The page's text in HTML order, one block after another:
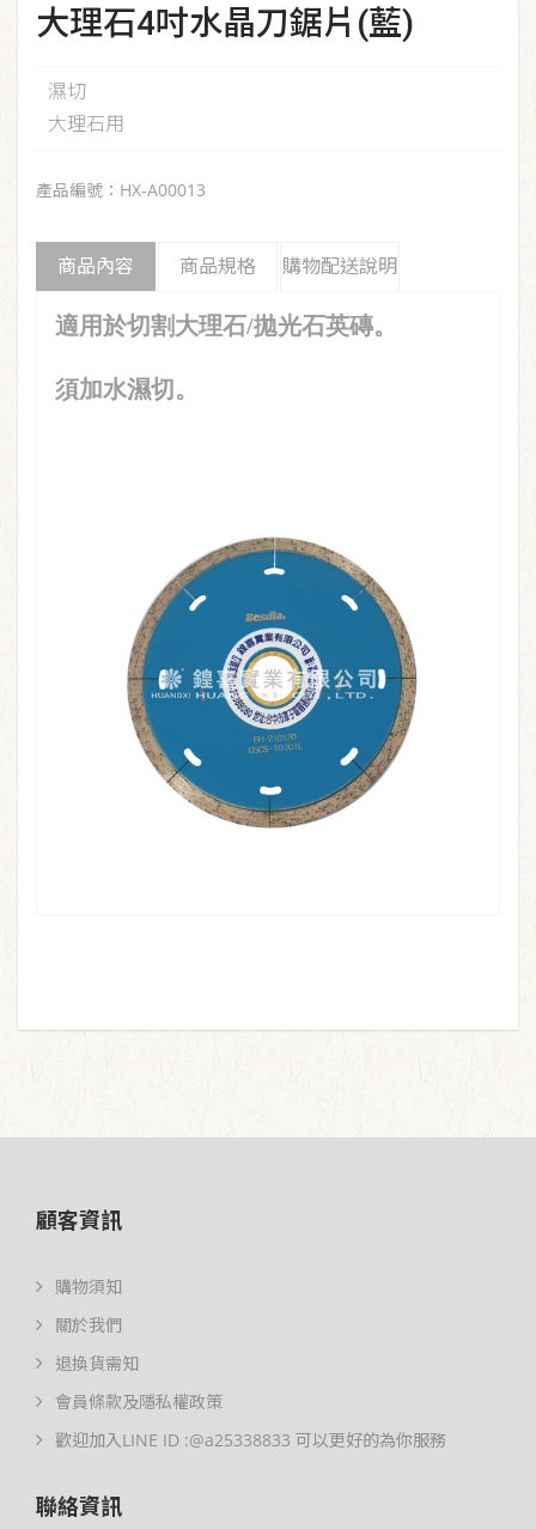
大理石4吋水晶刀鋸片(藍)
濕切
大理石用
產品編號：HX-A00013
商品內容 商品規格 購物配送說明
適用於切割大理石/拋光石英磚。
須加水濕切。
顧客資訊
購物須知
關於我們
退換貨需知
會員條款及隱私權政策
歡迎加入LINE ID :@a25338833 可以更好的為你服務
聯絡資訊